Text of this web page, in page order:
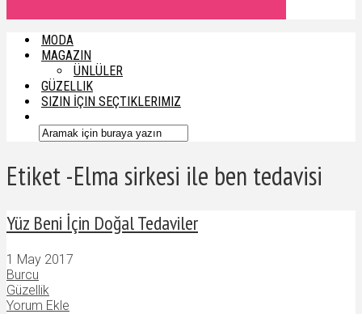
MODA
MAGAZIN
ÜNLÜLER
GÜZELLIK
SIZIN İÇIN SEÇTIKLERIMIZ
Etiket -Elma sirkesi ile ben tedavisi
Yüz Beni İçin Doğal Tedaviler
1 May 2017
Burcu
Güzellik
Yorum Ekle